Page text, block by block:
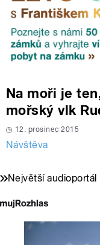
Na moři je
mořský vlk
12. prosinec 2015
Návštěva
Největší